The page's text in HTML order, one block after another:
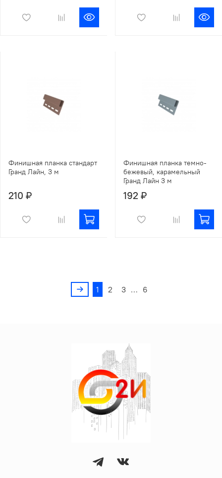
Финишная планка стандарт
Гранд Лайн, 3 м
210 ₽
Финишная планка темно-
бежевый, карамельный
Гранд Лайн 3 м
192 ₽
1 2 3 … 6